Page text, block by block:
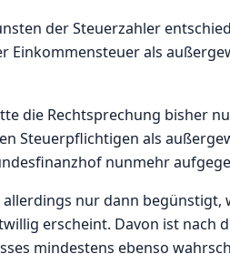
der Steuerzahler
Einkommensteuer als
die Rechtsprechung bisher
Steuerpflichtigen als
nunmehr
nur dann
erscheint. Davon ist nach
mindestens ebenso